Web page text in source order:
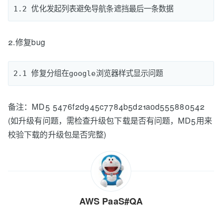
2.修复bug
备注：MD5 5476f2d945c7784b5d21a0d555880542
(如升级有问题，需检查升级包下载是否有问题，MD5用来
校验下载的升级包是否完整)
AWS PaaS#QA